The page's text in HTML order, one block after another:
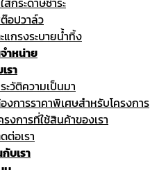
อปวาล์ว
แกรงระบายน้ำทิ้ง
ำหน่าย
รา
ะวัติความเป็นมา
งการราคาพิเศษสำหรับโครงการ
รงการที่ใช้สินค้าของเรา
ต่อเรา
บเรา